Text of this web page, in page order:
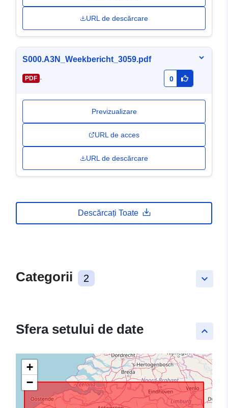
URL de descărcare
S000.A3N_Weekbericht_3059.pdf
PDF - 0
Previzualizare
URL de acces
URL de descărcare
Descărcați Toate
keyboard_arrow_down
Categorii 2
keyboard_arrow_up
Sfera setului de date
+
−